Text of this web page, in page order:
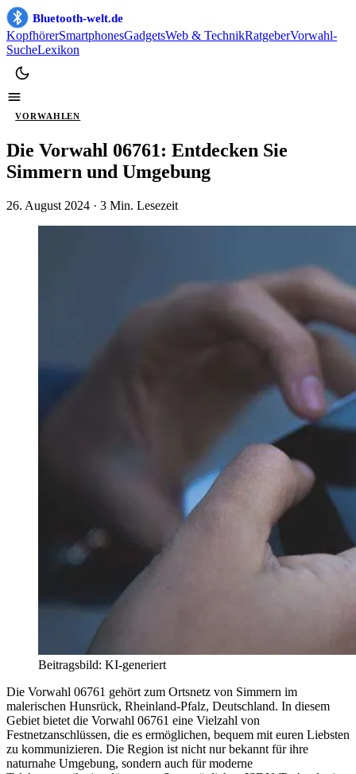
Bluetooth-welt.de
KopfhörerSmartphonesGadgetsWeb & TechnikRatgeberVorwahl-
SucheLexikon
VORWAHLEN
Die Vorwahl 06761: Entdecken Sie
Simmern und Umgebung
26. August 2024 · 3 Min. Lesezeit
Beitragsbild: KI-generiert
Die Vorwahl 06761 gehört zum Ortsnetz von Simmern im
malerischen Hunsrück, Rheinland-Pfalz, Deutschland. In diesem
Gebiet bietet die Vorwahl 06761 eine Vielzahl von
Festnetzanschlüssen, die es ermöglichen, bequem mit euren Liebsten
zu kommunizieren. Die Region ist nicht nur bekannt für ihre
naturnahe Umgebung, sondern auch für moderne